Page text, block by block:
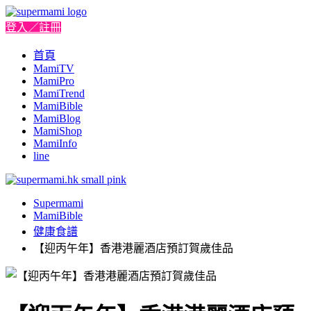
登入／註冊
首頁
MamiTV
MamiPro
MamiTrend
MamiBible
MamiBlog
MamiShop
MamiInfo
line
Supermami
MamiBible
健康食譜
【迎丙午年】香港港麗酒店預訂賀歲佳品